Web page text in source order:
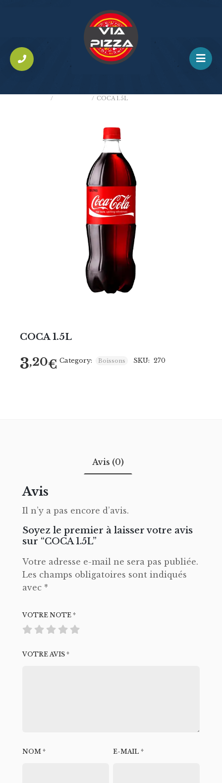
/ / COCA 1.5L
COCA 1.5L
3,20€ Category: Boissons SKU: 270
Avis (0)
Avis
Il n’y a pas encore d’avis.
Soyez le premier à laisser votre avis
sur “COCA 1.5L”
Votre adresse e-mail ne sera pas publiée.
Les champs obligatoires sont indiqués
avec *
VOTRE NOTE *
VOTRE AVIS *
NOM * E-MAIL *